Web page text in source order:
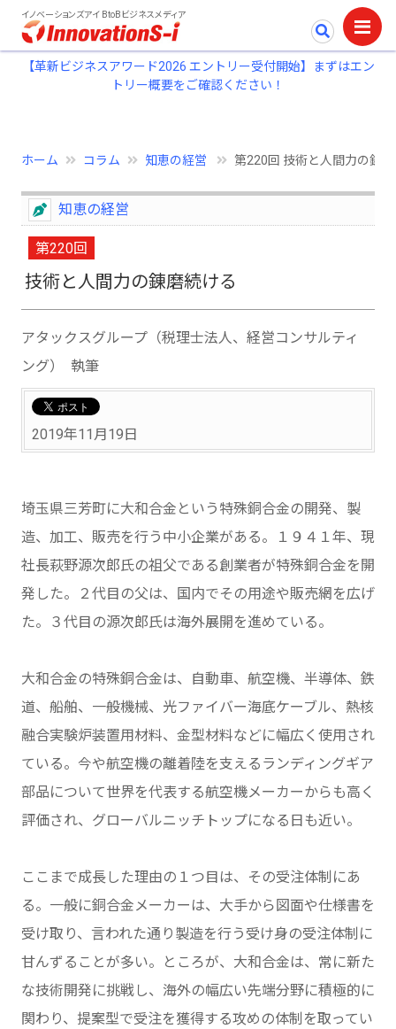
イノベーションズアイ BtoBビジネスメディア
【革新ビジネスアワード2026 エントリー受付開始】まずはエン
トリー概要をご確認ください！
ホーム コラム 知恵の経営 第220回 技術と人間力の錬
知恵の経営
第220回
技術と人間力の錬磨続ける
アタックスグループ（税理士法人、経営コンサルティ
ング） 執筆
2019年11月19日
埼玉県三芳町に大和合金という特殊銅合金の開発、製
造、加工、販売を行う中小企業がある。１９４１年、現
社長萩野源次郎氏の祖父である創業者が特殊銅合金を開
発した。２代目の父は、国内でその用途や販売網を広げ
た。３代目の源次郎氏は海外展開を進めている。
大和合金の特殊銅合金は、自動車、航空機、半導体、鉄
道、船舶、一般機械、光ファイバー海底ケーブル、熱核
融合実験炉装置用材料、金型材料などに幅広く使用され
ている。今や航空機の離着陸を支えるランディングギア
部品について世界を代表する航空機メーカーからも高く
評価され、グローバルニッチトップになる日も近い。
ここまで成長した理由の１つ目は、その受注体制にあ
る。一般に銅合金メーカーは、大手から図面や仕様書を
受け取り、言われた通り製造を行う受け身の受注体制に
甘んずることが多い。ところが、大和合金は、常に新た
な技術開発に挑戦し、海外の幅広い先端分野に積極的に
関わり、提案型で受注を獲得する攻めの体制を取ってい